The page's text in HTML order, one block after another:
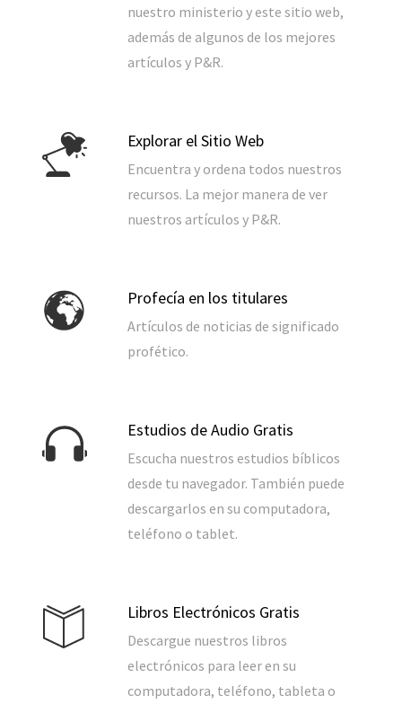
nuestro ministerio y este sitio web,
además de algunos de los mejores
artículos y P&R.
Explorar el Sitio Web
Encuentra y ordena todos nuestros
recursos. La mejor manera de ver
nuestros artículos y P&R.
Profecía en los titulares
Artículos de noticias de significado
profético.
Estudios de Audio Gratis
Escucha nuestros estudios bíblicos
desde tu navegador. También puede
descargarlos en su computadora,
teléfono o tablet.
Libros Electrónicos Gratis
Descargue nuestros libros
electrónicos para leer en su
computadora, teléfono, tableta o